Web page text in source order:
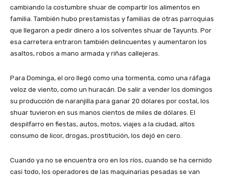
cambiando la costumbre shuar de compartir los alimentos en
familia. También hubo prestamistas y familias de otras parroquias
que llegaron a pedir dinero a los solventes shuar de Tayunts. Por
esa carretera entraron también delincuentes y aumentaron los
asaltos, robos a mano armada y riñas callejeras.
Para Dominga, el oro llegó como una tormenta, como una ráfaga
veloz de viento, como un huracán. De salir a vender los domingos
su producción de naranjilla para ganar 20 dólares por costal, los
shuar tuvieron en sus manos cientos de miles de dólares. El
despilfarro en fiestas, autos, motos, viajes a la ciudad, altos
consumo de licor, drogas, prostitución, los dejó en cero.
Cuando ya no se encuentra oro en los ríos, cuando se ha cernido
casi todo, los operadores de las maquinarias pesadas se van